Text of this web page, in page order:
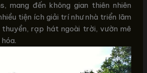
mang đến không gian thiên nhiên
tiện ích giải trí như nhà triển lãm
rạp hát ngoài trời, vườn mê